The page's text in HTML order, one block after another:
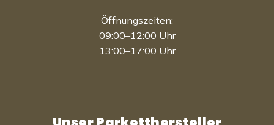
Öffnungszeiten:
09:00–12:00 Uhr
13:00–17:00 Uhr